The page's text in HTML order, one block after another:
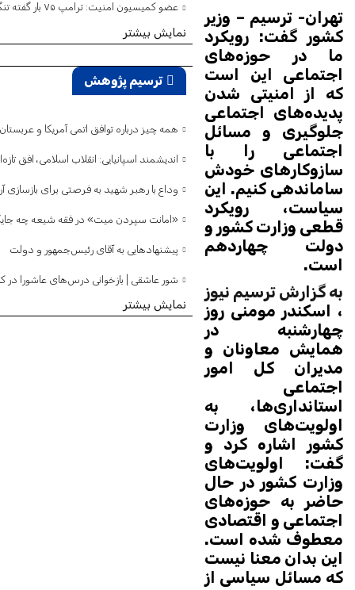
تهران- ترسیم – وزیر
کشور گفت: رویکرد
ما در حوزه‌های
اجتماعی این است
که از امنیتی شدن
پدیده‌های اجتماعی
جلوگیری و مسائل
اجتماعی را با
سازوکارهای خودش
ساماندهی کنیم. این
سیاست، رویکرد
قطعی وزارت کشور و
دولت چهاردهم
است.
به گزارش ترسیم نیوز
، اسکندر مومنی روز
چهارشنبه در
همایش معاونان و
مدیران کل امور
اجتماعی
استانداری‌ها، به
اولویت‌های وزارت
کشور اشاره کرد و
گفت: اولویت‌های
وزارت کشور در حال
حاضر به حوزه‌های
اجتماعی و اقتصادی
معطوف شده است.
این بدان معنا نیست
که مسائل سیاسی از
عضو کمیسیون امنیت: ترامپ ۷۵ بار گفته تنگه هرمز باز است/ اگر ایران را نابود کرده‌اید، پس چرا تلفات می‌دهید و فرار می‌کنید؟
نمایش بیشتر
ترسیم پژوهش
همه چیز درباره توافق اتمی آمریکا و
اندیشمند اسپانیایی: انقلاب اسلامی،
وداع با رهبر شهید به فرصتی برای بازسازی
«امانت سپردن میت» در فقه شیعه چه
پیشنهادهایی به آقای رئیس‌جمهور و دولت
شور عاشقی | بازخوانی درس‌های عاشورا در
نمایش بیشتر